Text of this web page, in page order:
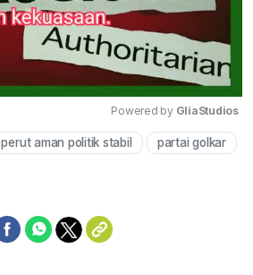
Mute
Powered by GliaStudios
perut aman politik stabil partai golkar